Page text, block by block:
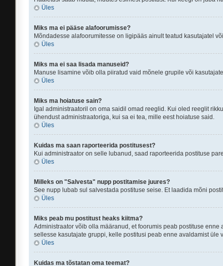
Üles
Miks ma ei pääse alafoorumisse?
Mõndadesse alafoorumitesse on ligipääs ainult teatud kasutajatel
Üles
Miks ma ei saa lisada manuseid?
Manuse lisamine võib olla piiratud vaid mõnele grupile või
Üles
Miks ma hoiatuse sain?
Igal administraatoril on oma saidil omad reeglid. Kui oled reeglit
ühendust administraatoriga, kui sa ei tea, mille eest hoiatuse said.
Üles
Kuidas ma saan raporteerida postitusest?
Kui administraator on selle lubanud, saad raporteerida postituse
Üles
Milleks on "Salvesta" nupp postitamise juures?
See nupp lubab sul salvestada postituse seise. Et laadida mõni
Üles
Miks peab mu postitust heaks kiitma?
Administraator võib olla määranud, et foorumis peab postituse
sellesse kasutajate gruppi, kelle postitusi peab enne avaldamist
Üles
Kuidas ma tõstatan oma teemat?